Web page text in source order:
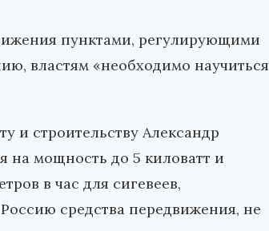
пунктами, регулирующими
властям «необходимо научиться
и строительству Александр
на мощность до 5 киловатт и
в час для сигевеев,
средства передвижения, не